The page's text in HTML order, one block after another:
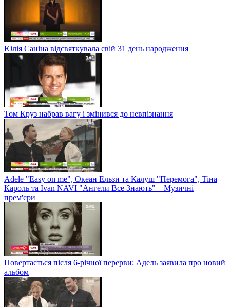
Юлія Саніна відсвяткувала свій 31 день народження
Том Круз набрав вагу і змінився до невпізнання
Adele "Easy on me", Океан Ельзи та Калуш "Перемога", Тіна
Кароль та Ivan NAVI "Ангели Все Знають" – Музичні
прем'єри
Повертається після 6-річної перерви: Адель заявила про новий
альбом